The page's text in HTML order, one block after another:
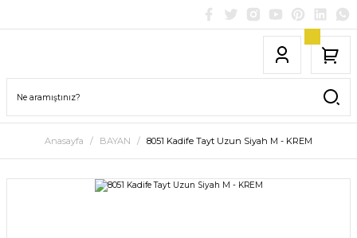
Anasayfa BAYAN 8051 Kadife Tayt Uzun Siyah M - KREM